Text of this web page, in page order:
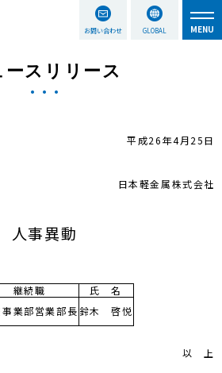
お問い合わせ GLOBAL
ースリリース
平成26年4月25日
日本軽金属株式会社
人事異動
継続職
氏 名
業部営業部長鈴木 啓悦
以 上